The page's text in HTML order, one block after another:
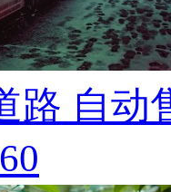
路 自动